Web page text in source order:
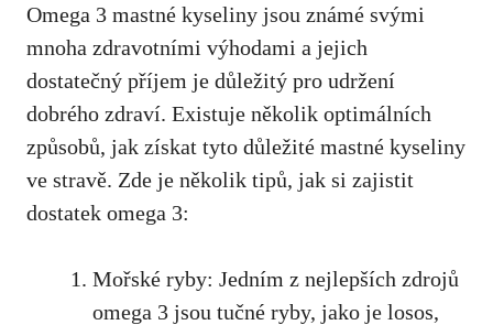
Omega 3 mastné kyseliny jsou známé svými
mnoha zdravotními výhodami a jejich
dostatečný příjem je důležitý pro udržení
dobrého zdraví. Existuje několik optimálních
způsobů, jak získat tyto důležité mastné kyseliny
ve stravě. Zde je několik tipů, jak si zajistit
dostatek omega 3:
Mořské ryby: Jedním z nejlepších zdrojů
omega 3 jsou tučné ryby, jako je losos,